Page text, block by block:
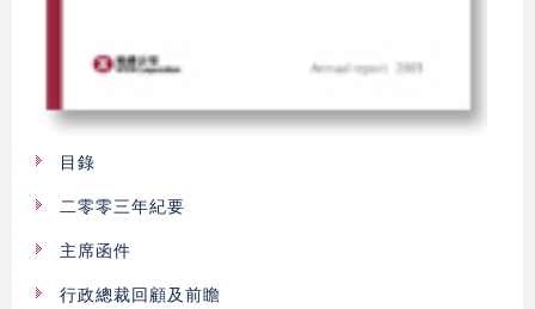
目錄
二零零三年紀要
主席函件
行政總裁回顧及前瞻